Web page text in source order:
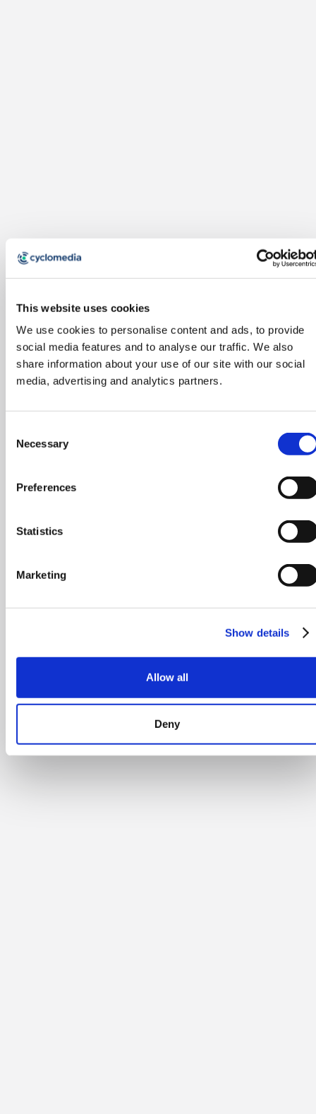
This website uses cookies
We use cookies to personalise content and ads, to provide
social media features and to analyse our traffic. We also
share information about your use of our site with our social
media, advertising and analytics partners.
Selection
Necessary
Preferences
Statistics
Marketing
Show details
Allow all
Deny